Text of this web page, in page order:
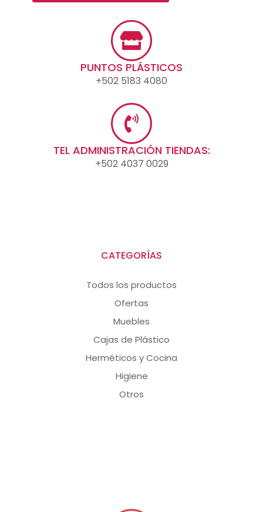
PUNTOS PLÁSTICOS
+502 5183 4080
TEL ADMINISTRACIÓN TIENDAS:
+502 4037 0029
CATEGORÍAS
Todos los productos
Ofertas
Muebles
Cajas de Plástico
Herméticos y Cocina
Higiene
Otros